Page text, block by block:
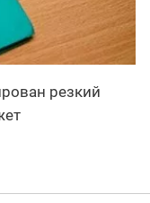
резкий